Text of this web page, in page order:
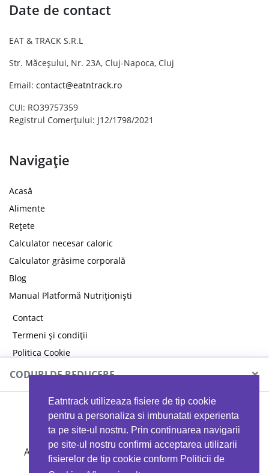
Eatntrack utilizeaza fisiere de tip cookie
pentru a personaliza si imbunatati experienta
ta pe site-ul nostru. Prin continuarea navigarii
pe site-ul nostru confirmi acceptarea utilizarii
fisierelor de tip cookie conform Politicii de
Date de contact
EAT & TRACK S.R.L
Str. Măceșului, Nr. 23A, Cluj-Napoca, Cluj
Email: contact@eatntrack.ro
CUI: RO39757359
Registrul Comerțului: J12/1798/2021
Navigație
Acasă
Alimente
Rețete
Calculator necesar caloric
Calculator grăsime corporală
Blog
Manual Platformă Nutriționiști
Contact
Termeni și condiții
Politica Cookie
Politica de confidențialitate
CODURI DE REDUCERE ×
MYPROTEIN
Ai 40%reducere la orice comandă folosind codul
EATTRACK